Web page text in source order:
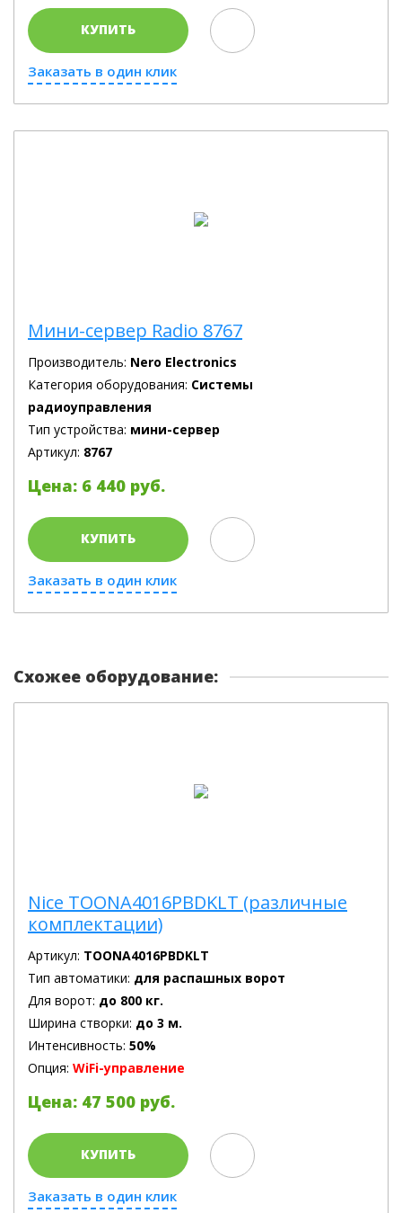
КУПИТЬ
Заказать в один клик
Мини-сервер Radio 8767
Производитель: Nero Electronics
Категория оборудования: Системы
радиоуправления
Тип устройства: мини-сервер
Артикул: 8767
Цена: 6 440 руб.
КУПИТЬ
Заказать в один клик
Схожее оборудование:
Nice TOONA4016PBDKLT (различные
комплектации)
Артикул: TOONA4016PBDKLT
Тип автоматики: для распашных ворот
Для ворот: до 800 кг.
Ширина створки: до 3 м.
Интенсивность: 50%
Опция: WiFi-управление
Цена: 47 500 руб.
КУПИТЬ
Заказать в один клик